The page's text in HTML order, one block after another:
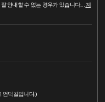
안내할 수 없는 경우가 있습니다…
계
언덕길입니다.)